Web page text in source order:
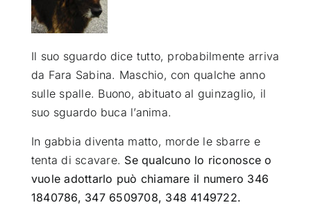
ATTUALITÀ
VIDEO
CHI SIAMO
RUBRICHE
SEMPRE CON ME
Il suo sguardo dice tutto, probabilmente arriva
da Fara Sabina. Maschio, con qualche anno
sulle spalle. Buono, abituato al guinzaglio, il
suo sguardo buca l’anima.
In gabbia diventa matto, morde le sbarre e
tenta di scavare. Se qualcuno lo riconosce o
vuole adottarlo può chiamare il numero 346
1840786, 347 6509708, 348 4149722.